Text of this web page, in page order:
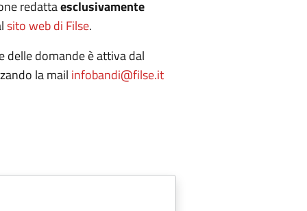
redattaesclusivamente
sito web di Filse.
delle domande è attiva dal
la mail infobandi@filse.it